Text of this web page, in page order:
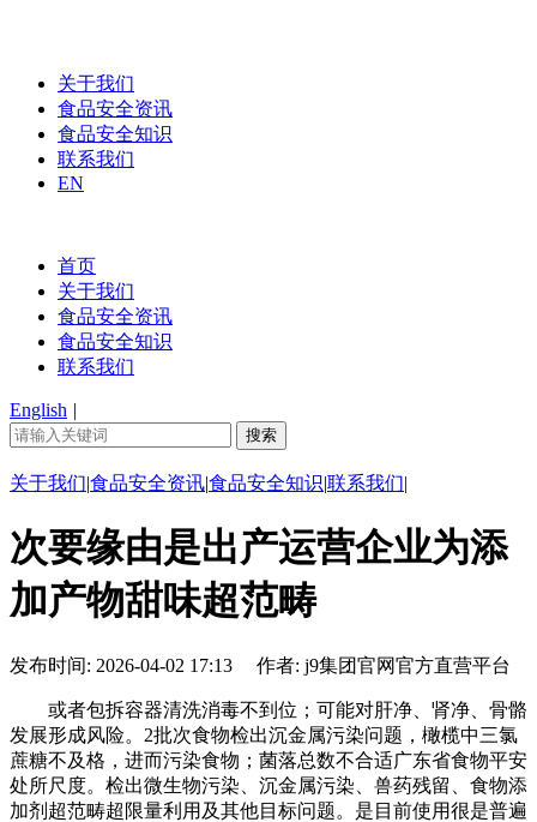
关于我们
食品安全资讯
食品安全知识
联系我们
EN
首页
关于我们
食品安全资讯
食品安全知识
联系我们
English |
关于我们|食品安全资讯|食品安全知识|联系我们|
次要缘由是出产运营企业为添
加产物甜味超范畴
发布时间: 2026-04-02 17:13 作者: j9集团官网官方直营平台
或者包拆容器清洗消毒不到位；可能对肝净、肾净、骨骼
发展形成风险。2批次食物检出沉金属污染问题，橄榄中三氯
蔗糖不及格，进而污染食物；菌落总数不合适广东省食物平安
处所尺度。检出微生物污染、沉金属污染、兽药残留、食物添
加剂超范畴超限量利用及其他目标问题。是目前使用很是普遍